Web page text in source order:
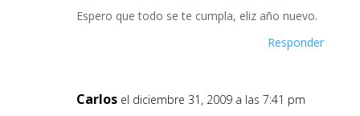
Espero que todo se te cumpla, eliz año nuevo.
Responder
Carlos el diciembre 31, 2009 a las 7:41 pm